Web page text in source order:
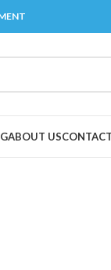
ABOUT US